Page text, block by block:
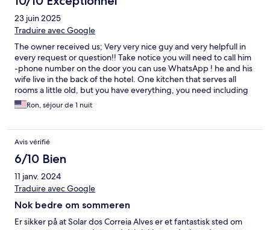
23 juin 2025
Traduire avec Google
The owner received us; Very very nice guy and very helpfull in
every request or question!! Take notice you will need to call him
-phone number on the door you can use WhatsApp ! he and his
wife live in the back of the hotel. One kitchen that serves all
rooms a little old, but you have everything, you need including
stove and atmosphere is the best ! Nice pool and nice town !!!
Worth the visit
Ron, séjour de 1 nuit
Avis vérifié
6/10 Bien
11 janv. 2024
Traduire avec Google
Nok bedre om sommeren
Er sikker på at Solar dos Correia Alves er et fantastisk sted om